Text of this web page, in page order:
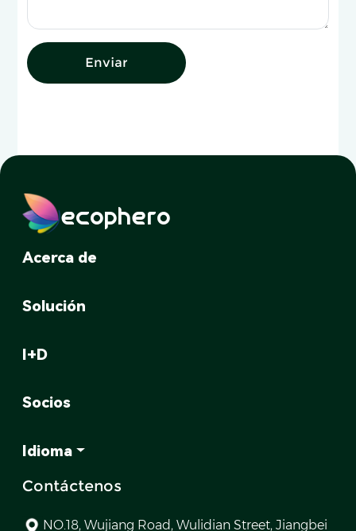
Enviar
ecophero
Acerca de
Solución
I+D
Socios
Idioma
Contáctenos
NO.18, Wujiang Road, Wulidian Street, Jiangbei